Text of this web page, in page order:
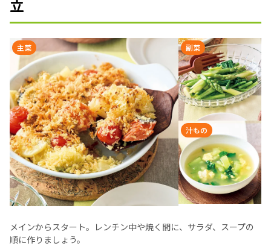
立
主菜 副菜
汁もの
メインからスタート。レンチン中や焼く間に、サラダ、スープの
順に作りましょう。